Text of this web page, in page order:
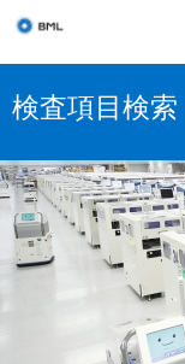
検査項目検索